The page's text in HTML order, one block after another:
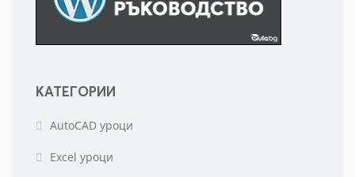
КАТЕГОРИИ
AutoCAD уроци
Excel уроци